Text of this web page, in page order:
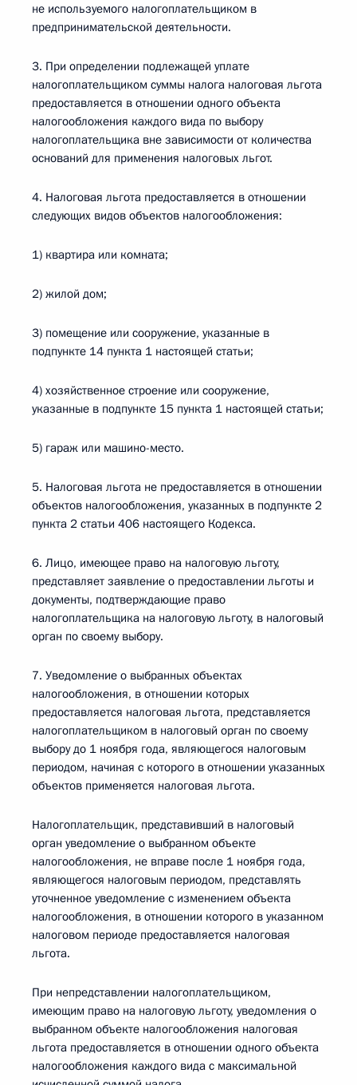
не используемого налогоплательщиком в
предпринимательской деятельности.
3. При определении подлежащей уплате
налогоплательщиком суммы налога налоговая льгота
предоставляется в отношении одного объекта
налогообложения каждого вида по выбору
налогоплательщика вне зависимости от количества
оснований для применения налоговых льгот.
4. Налоговая льгота предоставляется в отношении
следующих видов объектов налогообложения:
1) квартира или комната;
2) жилой дом;
3) помещение или сооружение, указанные в
подпункте 14 пункта 1 настоящей статьи;
4) хозяйственное строение или сооружение,
указанные в подпункте 15 пункта 1 настоящей статьи;
5) гараж или машино-место.
5. Налоговая льгота не предоставляется в отношении
объектов налогообложения, указанных в подпункте 2
пункта 2 статьи 406 настоящего Кодекса.
6. Лицо, имеющее право на налоговую льготу,
представляет заявление о предоставлении льготы и
документы, подтверждающие право
налогоплательщика на налоговую льготу, в налоговый
орган по своему выбору.
7. Уведомление о выбранных объектах
налогообложения, в отношении которых
предоставляется налоговая льгота, представляется
налогоплательщиком в налоговый орган по своему
выбору до 1 ноября года, являющегося налоговым
периодом, начиная с которого в отношении указанных
объектов применяется налоговая льгота.
Налогоплательщик, представивший в налоговый
орган уведомление о выбранном объекте
налогообложения, не вправе после 1 ноября года,
являющегося налоговым периодом, представлять
уточненное уведомление с изменением объекта
налогообложения, в отношении которого в указанном
налоговом периоде предоставляется налоговая
льгота.
При непредставлении налогоплательщиком,
имеющим право на налоговую льготу, уведомления о
выбранном объекте налогообложения налоговая
льгота предоставляется в отношении одного объекта
налогообложения каждого вида с максимальной